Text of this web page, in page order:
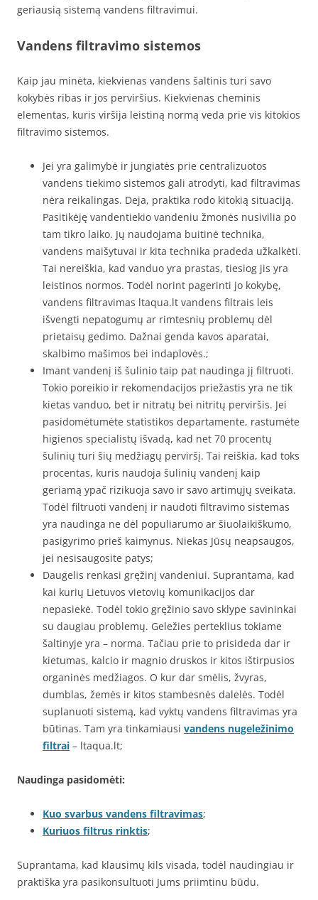
geriausią sistemą vandens filtravimui.
Vandens filtravimo sistemos
Kaip jau minėta, kiekvienas vandens šaltinis turi savo
kokybės ribas ir jos perviršius. Kiekvienas cheminis
elementas, kuris viršija leistiną normą veda prie vis kitokios
filtravimo sistemos.
Jei yra galimybė ir jungiatės prie centralizuotos
vandens tiekimo sistemos gali atrodyti, kad filtravimas
nėra reikalingas. Deja, praktika rodo kitokią situaciją.
Pasitikėję vandentiekio vandeniu žmonės nusivilia po
tam tikro laiko. Jų naudojama buitinė technika,
vandens maišytuvai ir kita technika pradeda užkalkėti.
Tai nereiškia, kad vanduo yra prastas, tiesiog jis yra
leistinos normos. Todėl norint pagerinti jo kokybę,
vandens filtravimas ltaqua.lt vandens filtrais leis
išvengti nepatogumų ar rimtesnių problemų dėl
prietaisų gedimo. Dažnai genda kavos aparatai,
skalbimo mašimos bei indaplovės.;
Imant vandenį iš šulinio taip pat naudinga jį filtruoti.
Tokio poreikio ir rekomendacijos priežastis yra ne tik
kietas vanduo, bet ir nitratų bei nitritų perviršis. Jei
pasidomėtumėte statistikos departamente, rastumėte
higienos specialistų išvadą, kad net 70 procentų
šulinių turi šių medžiagų perviršį. Tai reiškia, kad toks
procentas, kuris naudoja šulinių vandenį kaip
geriamą ypač rizikuoja savo ir savo artimųjų sveikata.
Todėl filtruoti vandenį ir naudoti filtravimo sistemas
yra naudinga ne dėl populiarumo ar šiuolaikiškumo,
pasigyrimo prieš kaimynus. Niekas Jūsų neapsaugos,
jei nesisaugosite patys;
Daugelis renkasi gręžinį vandeniui. Suprantama, kad
kai kurių Lietuvos vietovių komunikacijos dar
nepasiekė. Todėl tokio gręžinio savo sklype savininkai
su daugiau problemų. Geležies perteklius tokiame
šaltinyje yra – norma. Tačiau prie to prisideda dar ir
kietumas, kalcio ir magnio druskos ir kitos ištirpusios
organinės medžiagos. O kur dar smėlis, žvyras,
dumblas, žemės ir kitos stambesnės dalelės. Todėl
suplanuoti sistemą, kad vyktų vandens filtravimas yra
būtinas. Tam yra tinkamiausi vandens nugeležinimo
filtrai – ltaqua.lt;
Naudinga pasidomėti:
Kuo svarbus vandens filtravimas;
Kuriuos filtrus rinktis;
Suprantama, kad klausimų kils visada, todėl naudingiau ir
praktiška yra pasikonsultuoti Jums priimtinu būdu.